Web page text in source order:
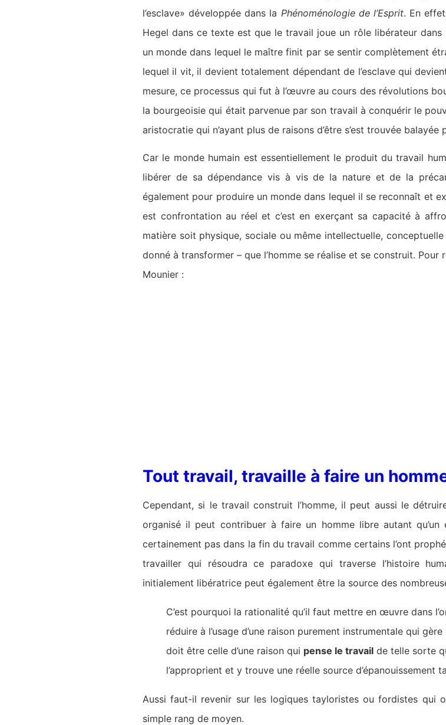
l’esclave» développée dans la Phénoménologie de l’Esprit. En
Hegel dans ce texte est que le travail joue un rôle libérateur
un monde dans lequel le maître finit par se sentir complètement
lequel il vit, il devient totalement dépendant de l’esclave qui
mesure, ce processus qui fut à l’œuvre au cours des révolutions
la bourgeoisie qui était parvenue par son travail à conquérir le
aristocratie qui n’ayant plus de raisons d’être s’est trouvée balayée
Car le monde humain est essentiellement le produit du travail
libérer de sa dépendance vis à vis de la nature et de la
également pour produire un monde dans lequel il se reconnaît et
est confrontation au réel et c’est en exerçant sa capacité à
matière soit physique, sociale ou même intellectuelle,
donné à transformer – que l’homme se réalise et se construit.
Mounier :
Tout travail, travaille à faire un
Cependant, si le travail construit l’homme, il peut aussi le
organisé il peut contribuer à faire un homme libre autant
certainement pas dans la fin du travail comme certains l’ont
travailler qui résoudra ce paradoxe qui traverse l’histoire
initialement libératrice peut également être la source des
C’est pourquoi la rationalité qu’il faut mettre en œuvre dans
réduire à l’usage d’une raison purement instrumentale qui
doit être celle d’une raison qui pense le travail de telle sorte
l’approprient et y trouve une réelle source d’épanouissement
Aussi faut-il revenir sur les logiques tayloristes ou fordistes qui
simple rang de moyen.